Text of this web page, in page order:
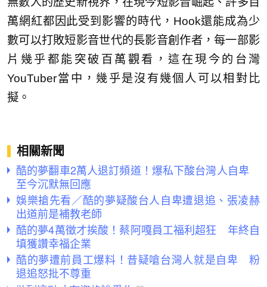
萬網紅都因此受到影響的時代，Hook還能成為少
數可以打敗短影音世代的長影音創作者，每一部影
片幾乎都能突破百萬觀看，這在現今的台灣
YouTuber當中，幾乎是沒有幾個人可以相對比
擬。
相關新聞
酷的夢翻車2萬人退訂頻道！爆私下酸台灣人自卑
至今沉默無回應
娛樂搶先看／酷的夢疑酸台人自卑遭退追、張凌赫
出道前是補教老師
酷的夢4萬徵才挨酸！蔡阿嘎員工福利超狂 年終自
填獲讚幸福企業
酷的夢遭前員工爆料！昔疑嗆台灣人就是自卑 粉
退追怒批不尊重